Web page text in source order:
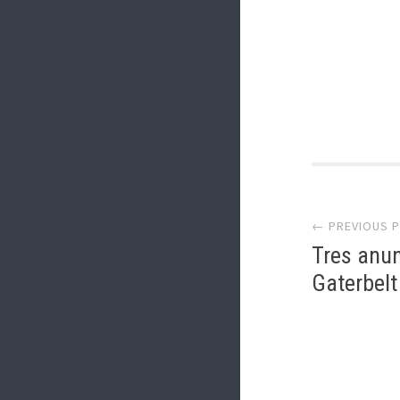
← PREVIOUS
Tres
Gaterbelt